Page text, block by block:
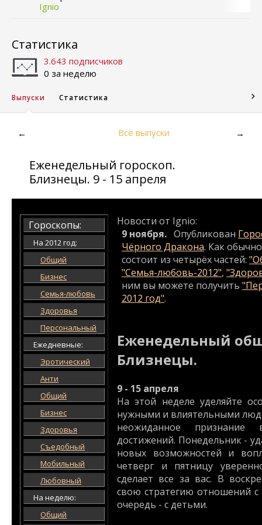
Ignio
Статистика
3.643 подписчиков
0 за неделю
Выпуски Статистика
← Все выпуски →
Еженедельный гороскоп.
Близнецы. 9 - 15 апреля
Гороскопы:
На 2012 год:
Общий
Бизнес
Семья-любовь
Здоровья
Персональный
Ежедневные:
Эротический
Анти
Общий
Бизнес
Здоровья
Съедобный
Мобильный
Любовный
На неделю:
Общий
Новости от Ignio:
9 ноября. Опубликован
Чёрного Дракона. Как
состоит из четырёх частей:
"Семья-любовь-2012",
ним вы можете получить
2012 год".
Еженедельный
Близнецы.
9 - 15 апреля
На этой неделе уделяйте
нужными и влиятельными
неожиданное признание
достижений. Понедельник -
новых возможностей и
четверг и пятницу
сделает все за вас. В
свою стратегию отношений
очередь - с детьми.